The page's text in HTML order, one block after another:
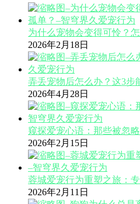
为什么宠物会变得可怜？
2026年2月18日
弄丢宠物后怎么办？这3步
2026年4月28日
窥探爱宠心语：那些被忽
2026年2月15日
蓉城爱宠行为重塑之旅：
2026年2月11日